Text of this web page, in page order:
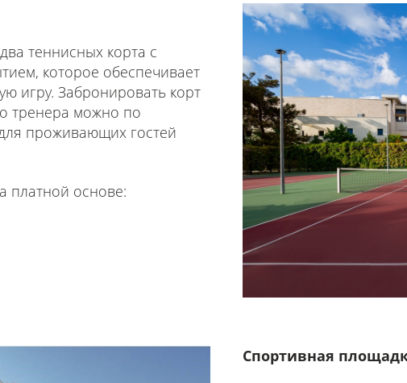
теннисных корта с
которое обеспечивает
игру. Забронировать корт
тренера можно по
проживающих гостей
платной основе:
Спортивная